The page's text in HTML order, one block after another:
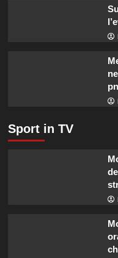
Sport in TV